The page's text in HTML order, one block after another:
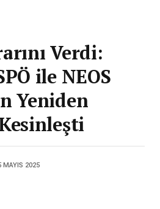
Verdi:
ile NEOS
Yeniden
MAYIS 2025